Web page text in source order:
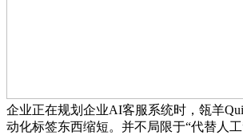
企业正在规划企业AI客服系统时，瓴羊
动化标签东西缩短。并不局限于“代替人